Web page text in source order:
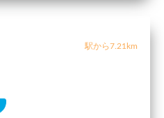
駅から7.21km